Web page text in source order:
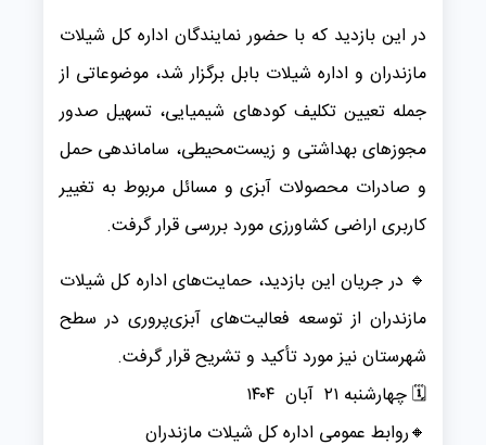
در این بازدید که با حضور نمایندگان اداره کل شیلات
مازندران و اداره شیلات بابل برگزار شد، موضوعاتی از
جمله تعیین تکلیف کودهای شیمیایی، تسهیل صدور
مجوزهای بهداشتی و زیست‌محیطی، ساماندهی حمل
و صادرات محصولات آبزی و مسائل مربوط به تغییر
کاربری اراضی کشاورزی مورد بررسی قرار گرفت.
🔹 در جریان این بازدید، حمایت‌های اداره کل شیلات
مازندران از توسعه فعالیت‌های آبزی‌پروری در سطح
شهرستان نیز مورد تأکید و تشریح قرار گرفت.
🗓 ️چهارشنبه ۲۱ آبان ۱۴۰۴
️🔸️روابط عمومی اداره کل شیلات مازندران